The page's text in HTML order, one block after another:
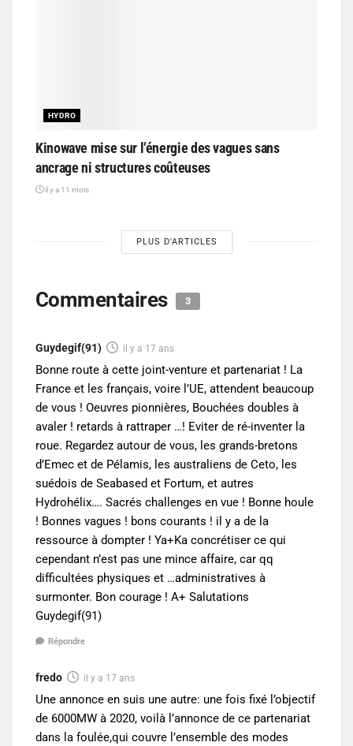
HYDRO
Kinowave mise sur l’énergie des vagues sans
ancrage ni structures coûteuses
il y a 11 mois
PLUS D'ARTICLES
Commentaires 3
Guydegif(91) il y a 17 ans
Bonne route à cette joint-venture et partenariat ! La
France et les français, voire l’UE, attendent beaucoup
de vous ! Oeuvres pionnières, Bouchées doubles à
avaler ! retards à rattraper …! Eviter de ré-inventer la
roue. Regardez autour de vous, les grands-bretons
d’Emec et de Pélamis, les australiens de Ceto, les
suédois de Seabased et Fortum, et autres
Hydrohélix…. Sacrés challenges en vue ! Bonne houle
! Bonnes vagues ! bons courants ! il y a de la
ressource à dompter ! Ya+Ka concrétiser ce qui
cependant n’est pas une mince affaire, car qq
difficultées physiques et …administratives à
surmonter. Bon courage ! A+ Salutations
Guydegif(91)
Répondre
fredo il y a 17 ans
Une annonce en suis une autre: une fois fixé l’objectif
de 6000MW à 2020, voilà l’annonce de ce partenariat
dans la foulée,qui couvre l’ensemble des modes